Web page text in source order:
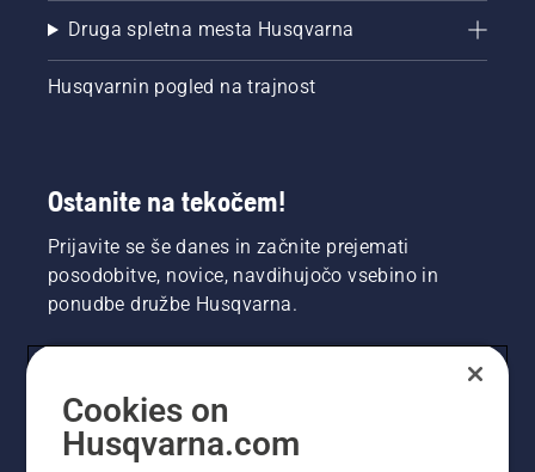
Druga spletna mesta Husqvarna
Husqvarnin pogled na trajnost
Ostanite na tekočem!
Prijavite se še danes in začnite prejemati
posodobitve, novice, navdihujočo vsebino in
ponudbe družbe Husqvarna.
Cookies on
Husqvarna.com